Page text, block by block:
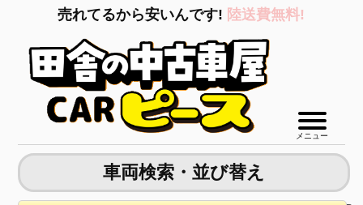
売れてるから安いんです! 陸送費無料!
メニュー
車両検索・並び替え